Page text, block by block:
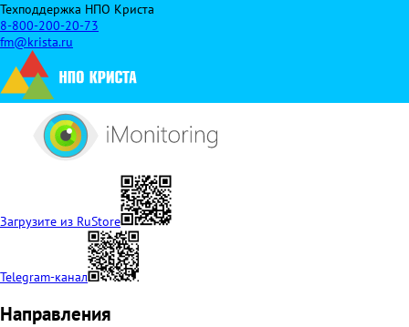
Техподдержка НПО Криста
8-800-200-20-73
fm@krista.ru
Загрузите из RuStore
Telegram-канал
Направления